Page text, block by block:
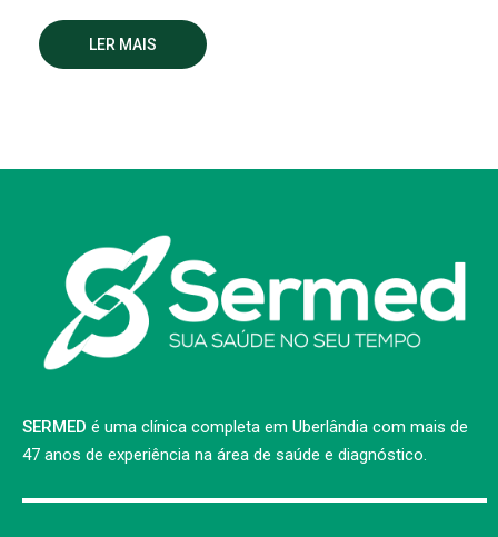
LER MAIS
SERMED é uma clínica completa em Uberlândia com mais de
47 anos de experiência na área de saúde e diagnóstico.